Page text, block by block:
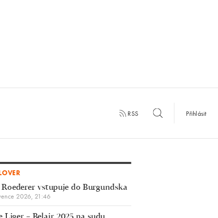
RSS Přihlásit
vstupuje do Burgundska
2026, 21:46